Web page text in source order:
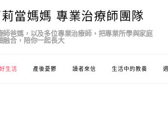
當媽媽 專業治療師團隊
師爸媽，以及多位專業治療師，把專業所學與家庭
融合，陪你一起長大
生活 產後憂鬱 讀者來信 生活中的教養